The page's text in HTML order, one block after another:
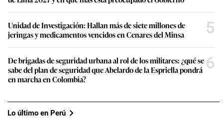
Unidad de Investigación: Hallan más de siete millones de
jeringas y medicamentos vencidos en Cenares del Minsa
5
De brigadas de seguridad urbana al rol de los militares: ¿qué se
sabe del plan de seguridad que Abelardo de la Espriella pondrá
en marcha en Colombia?
6
Lo último en Perú